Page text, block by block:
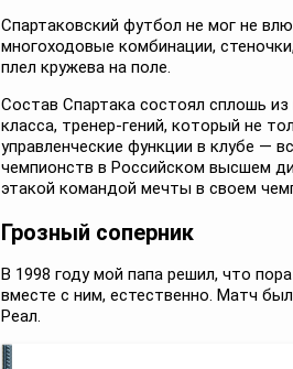
Спартаковский футбол не мог не
многоходовые комбинации,
плел кружева на поле.
Состав Спартака состоял сплошь
класса, тренер-гений, который не
управленческие функции в клубе —
чемпионств в Российском высшем
этакой командой мечты в своем
Грозный соперник
В 1998 году мой папа решил, что
вместе с ним, естественно. Матч
Реал.